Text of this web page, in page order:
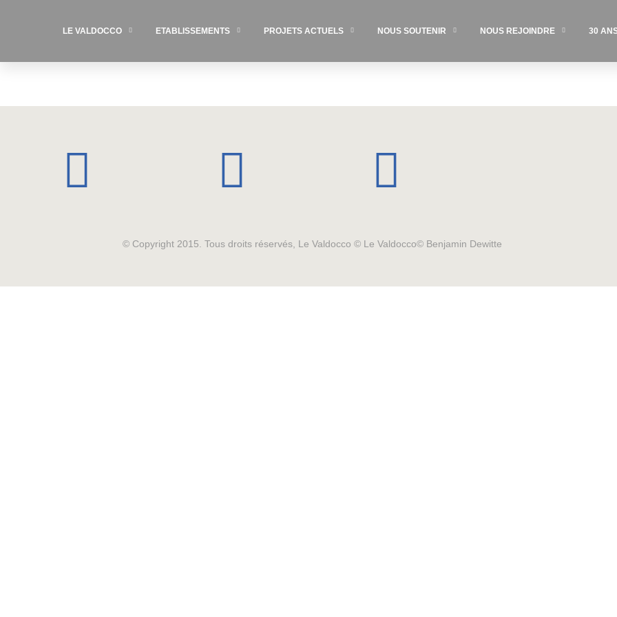
LE VALDOCCO ETABLISSEMENTS PROJETS ACTUELS NOUS SOUTENIR NOUS REJOINDRE 30
© Copyright 2015. Tous droits réservés, Le Valdocco © Le Valdocco© Benjamin Dewitte